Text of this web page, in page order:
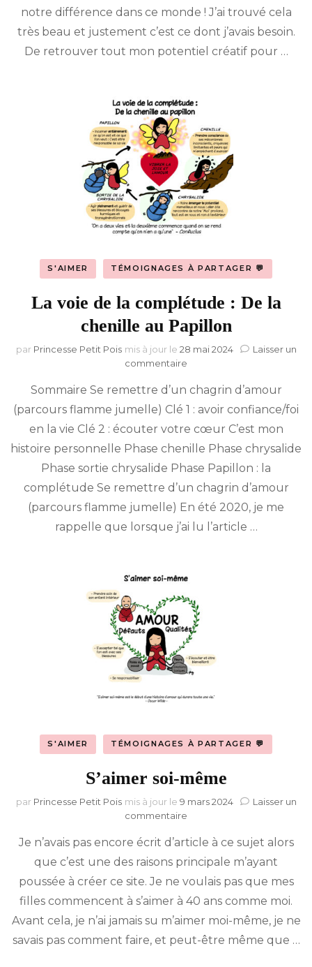
notre différence dans ce monde ! J’ai trouvé cela
très beau et justement c’est ce dont j’avais besoin.
De retrouver tout mon potentiel créatif pour …
S'AIMER TÉMOIGNAGES À PARTAGER 💬
La voie de la complétude : De la
chenille au Papillon
par Princesse Petit Pois mis à jour le 28 mai 2024
Laisser un
commentaire
voie
de
complétude :
De
chenille
au
Papillon
Sommaire Se remettre d’un chagrin d’amour
(parcours flamme jumelle) Clé 1 : avoir confiance/foi
en la vie Clé 2 : écouter votre cœur C’est mon
histoire personnelle Phase chenille Phase chrysalide
Phase sortie chrysalide Phase Papillon : la
complétude Se remettre d’un chagrin d’amour
(parcours flamme jumelle) En été 2020, je me
rappelle que lorsque j’ai lu l’article …
S'AIMER TÉMOIGNAGES À PARTAGER 💬
S’aimer soi-même
par Princesse Petit Pois mis à jour le 9 mars 2024
Laisser un
commentaire
soi-
même
Je n’avais pas encore écrit d’article à ce sujet alors
que c’est une des raisons principale m’ayant
poussée à créer ce site. Je ne voulais pas que mes
filles commencent à s’aimer à 40 ans comme moi.
Avant cela, je n’ai jamais su m’aimer moi-même, je ne
savais pas comment faire, et peut-être même que …